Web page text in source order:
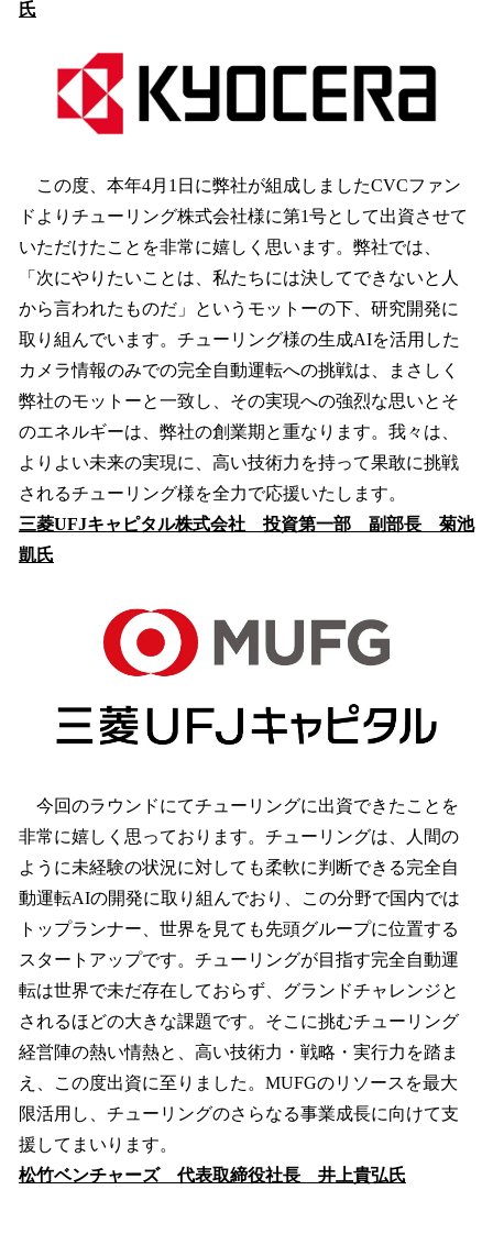
氏
この度、本年4月1日に弊社が組成しましたCVCファン
ドよりチューリング株式会社様に第1号として出資させて
いただけたことを非常に嬉しく思います。弊社では、
「次にやりたいことは、私たちには決してできないと人
から言われたものだ」というモットーの下、研究開発に
取り組んでいます。チューリング様の生成AIを活用した
カメラ情報のみでの完全自動運転への挑戦は、まさしく
弊社のモットーと一致し、その実現への強烈な思いとそ
のエネルギーは、弊社の創業期と重なります。我々は、
よりよい未来の実現に、高い技術力を持って果敢に挑戦
されるチューリング様を全力で応援いたします。
三菱UFJキャピタル株式会社 投資第一部 副部長 菊池
凱氏
今回のラウンドにてチューリングに出資できたことを
非常に嬉しく思っております。チューリングは、人間の
ように未経験の状況に対しても柔軟に判断できる完全自
動運転AIの開発に取り組んでおり、この分野で国内では
トップランナー、世界を見ても先頭グループに位置する
スタートアップです。チューリングが目指す完全自動運
転は世界で未だ存在しておらず、グランドチャレンジと
されるほどの大きな課題です。そこに挑むチューリング
経営陣の熱い情熱と、高い技術力・戦略・実行力を踏ま
え、この度出資に至りました。MUFGのリソースを最大
限活用し、チューリングのさらなる事業成長に向けて支
援してまいります。
松竹ベンチャーズ 代表取締役社長 井上貴弘氏